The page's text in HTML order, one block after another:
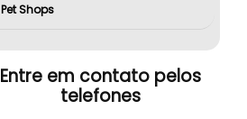
Pet Shops
Entre em contato pelos
telefones